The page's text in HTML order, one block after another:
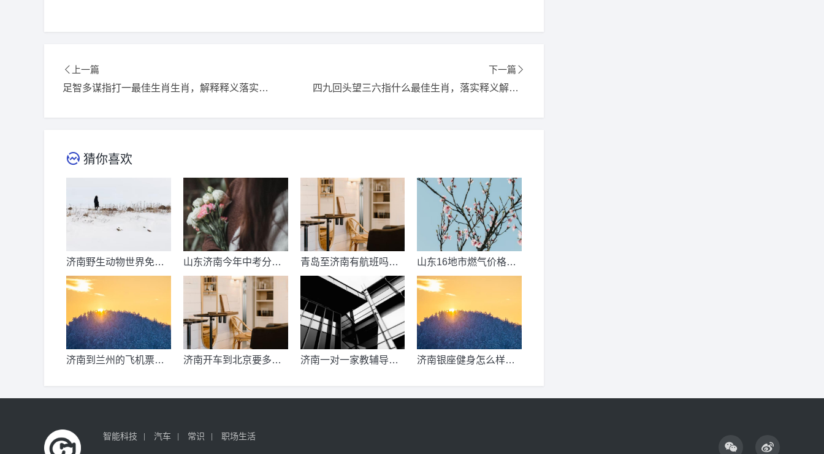
上一篇
足智多谋指打一最佳生肖生肖，解释释义落实词语
下一篇
四九回头望三六指什么最佳生肖，落实释义解释答案
猜你喜欢
济南野生动物世界免票
时间？济南动物王国票
山东济南今年中考分数
线出来了吗？济南中考
总分多少？
青岛至济南有航班吗？
青岛到济南的高铁票多
钱？
山东16地市燃气价格明
细？2021山东天然气费
收费标准？
济南到兰州的飞机票价
机要多久？
济南开车到北京要多少
油钱？济南到北京多少
济南一对一家教辅导收
济南银座健身怎么样，
啊？济南哪里有练瑜
智能科技 汽车 常识 职场生活